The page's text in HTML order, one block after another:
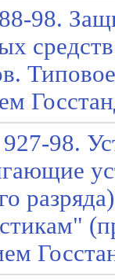
98.
98.